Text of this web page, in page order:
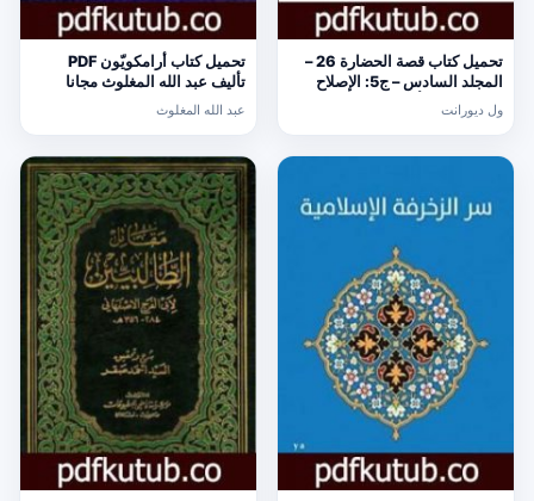
تحميل كتاب قصة الحضارة 26 –
المجلد السادس – ج5: الإصلاح
مجانا [كامل]
ول ديورانت
تحميل كتاب أرامكويّون PDF
تأليف عبد الله المغلوث مجانا
[كامل]
عبد الله المغلوث